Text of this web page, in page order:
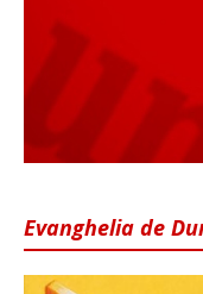
Evanghelia de